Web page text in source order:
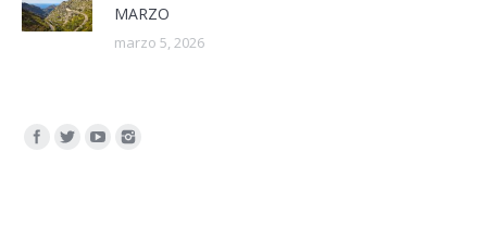
MARZO
marzo 5, 2026
Encuéntranos en: